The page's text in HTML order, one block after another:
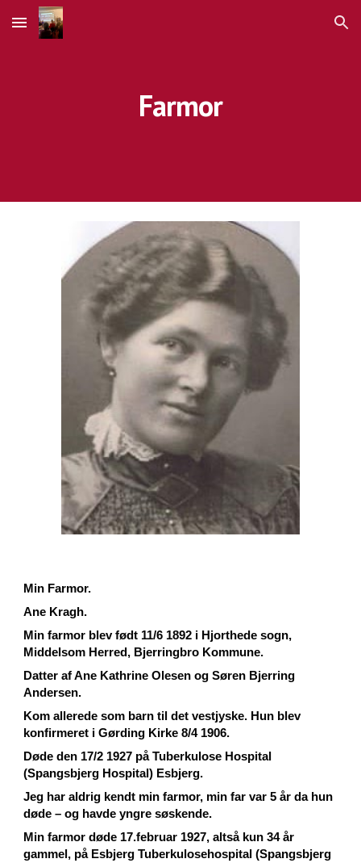
Skip to main content Skip to navigation
Farmor
Min Farmor.
Ane Kragh.
Min farmor blev født 11/6 1892 i Hjorthede sogn,
Middelsom Herred, Bjerringbro Kommune.
Datter af Ane Kathrine Olesen og Søren Bjerring
Andersen.
Kom allerede som barn til det vestjyske. Hun blev
konfirmeret i Gørding Kirke 8/4 1906.
Døde den 17/2 1927 på Tuberkulose Hospital
(Spangsbjerg Hospital) Esbjerg.
Jeg har aldrig kendt min farmor, min far var 5 år da hun
døde – og havde yngre søskende.
Min farmor døde 17.februar 1927, altså kun 34 år
gammel, på Esbjerg Tuberkulosehospital (Spangsbjerg